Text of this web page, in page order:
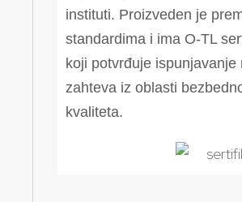
instituti. Proizveden je
standardima i ima O-TL
koji potvrđuje ispunjavanje
zahteva iz oblasti
kvaliteta.